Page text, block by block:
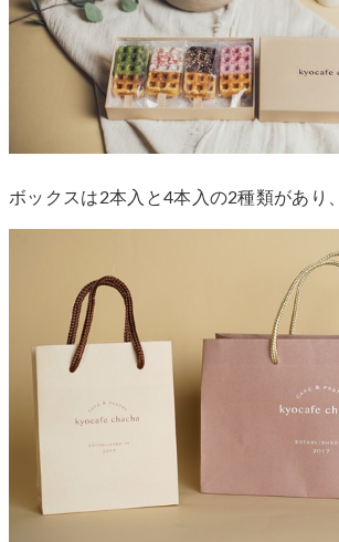
ボックスは2本入と4本入の2種類があり、